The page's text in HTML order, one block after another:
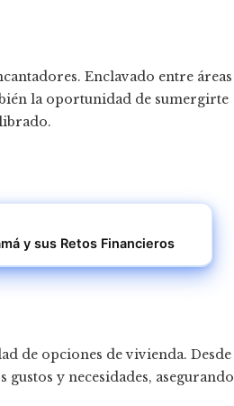
Enclavado entre áreas
la oportunidad de sumergirte
y sus Retos Financieros
de opciones de vivienda. Desde
y necesidades, asegurando